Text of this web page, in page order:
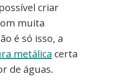
criar
muita
é só isso, a
metálica certa
de águas.